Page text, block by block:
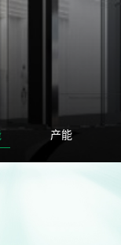
产能